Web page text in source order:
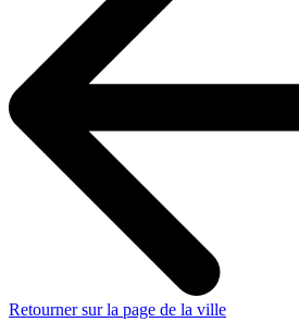
Retourner sur la page de la ville